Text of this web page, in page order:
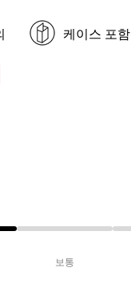
케이스 포함
보통